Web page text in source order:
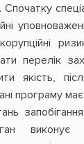
перелік
якість,
програму
виконує